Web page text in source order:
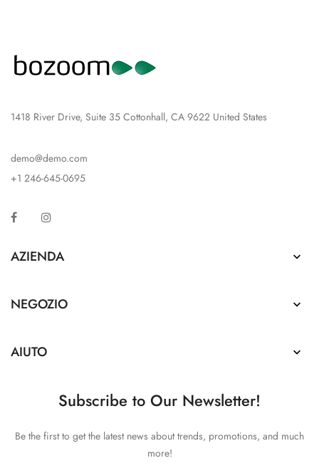
1418 River Drive, Suite 35 Cottonhall, CA 9622 United States
demo@demo.com
+1 246-645-0695
Facebook
AZIENDA 
NEGOZIO 
AIUTO 
Subscribe to Our Newsletter!
Be the first to get the latest news about trends, promotions, and much
more!